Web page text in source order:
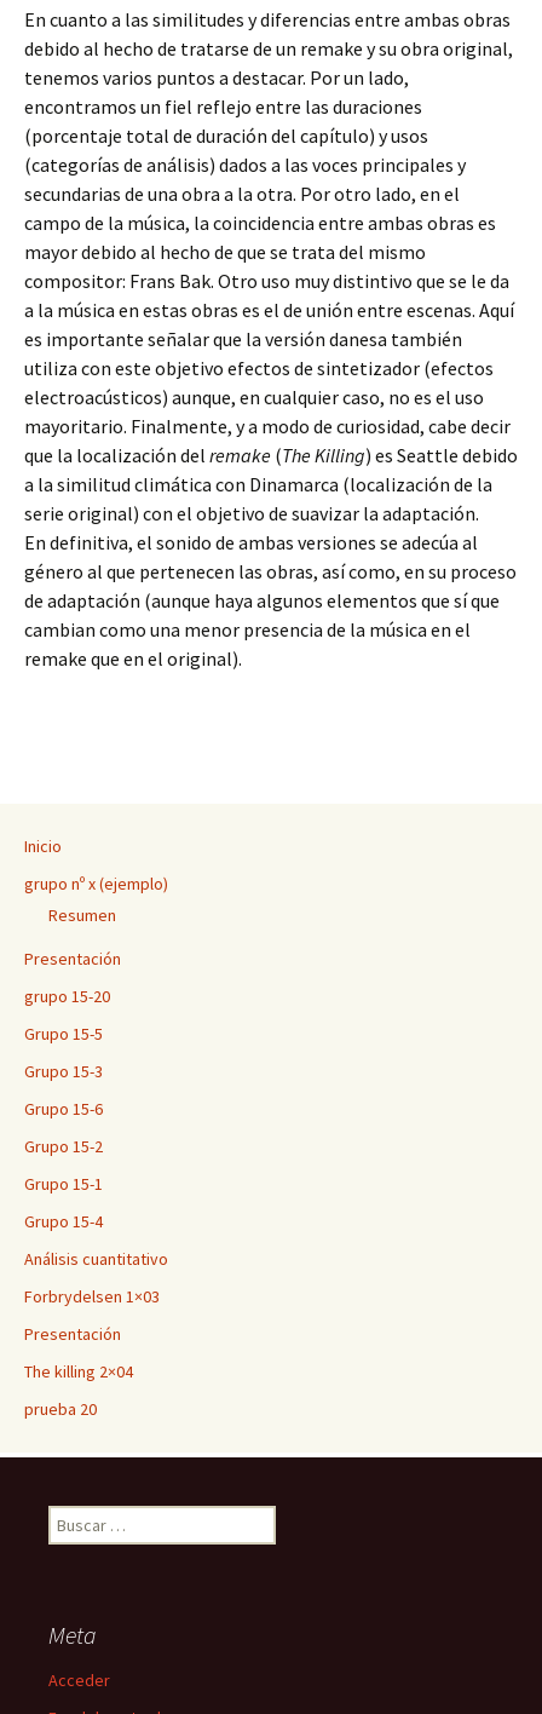
En cuanto a las similitudes y diferencias entre ambas obras
debido al hecho de tratarse de un remake y su obra original,
tenemos varios puntos a destacar. Por un lado,
encontramos un fiel reflejo entre las duraciones
(porcentaje total de duración del capítulo) y usos
(categorías de análisis) dados a las voces principales y
secundarias de una obra a la otra. Por otro lado, en el
campo de la música, la coincidencia entre ambas obras es
mayor debido al hecho de que se trata del mismo
compositor: Frans Bak. Otro uso muy distintivo que se le da
a la música en estas obras es el de unión entre escenas. Aquí
es importante señalar que la versión danesa también
utiliza con este objetivo efectos de sintetizador (efectos
electroacústicos) aunque, en cualquier caso, no es el uso
mayoritario. Finalmente, y a modo de curiosidad, cabe decir
que la localización del remake (The Killing) es Seattle debido
a la similitud climática con Dinamarca (localización de la
serie original) con el objetivo de suavizar la adaptación.
En definitiva, el sonido de ambas versiones se adecúa al
género al que pertenecen las obras, así como, en su proceso
de adaptación (aunque haya algunos elementos que sí que
cambian como una menor presencia de la música en el
remake que en el original).
Inicio
grupo nº x (ejemplo)
Resumen
Presentación
grupo 15-20
Grupo 15-5
Grupo 15-3
Grupo 15-6
Grupo 15-2
Grupo 15-1
Grupo 15-4
Análisis cuantitativo
Forbrydelsen 1×03
Presentación
The killing 2×04
prueba 20
Buscar:
Meta
Acceder